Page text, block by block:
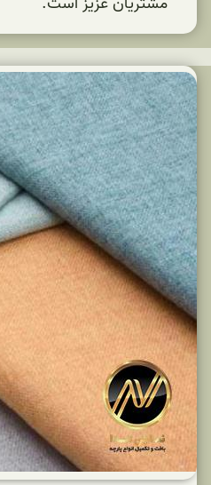
فروش پارچه متقال